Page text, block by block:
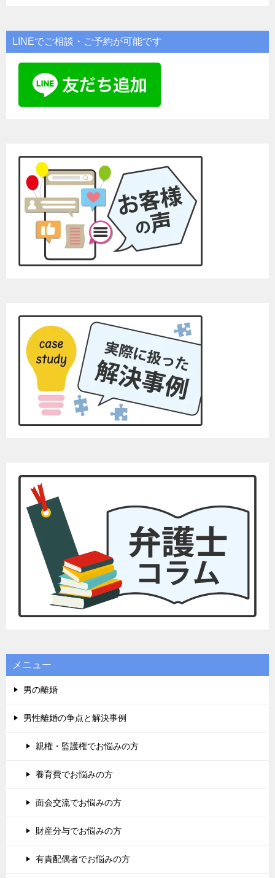
LINEでご相談・ご予約が可能です
メニュー
男の離婚
男性離婚の争点と解決事例
親権・監護権でお悩みの方
養育費でお悩みの方
面会交流でお悩みの方
財産分与でお悩みの方
有責配偶者でお悩みの方